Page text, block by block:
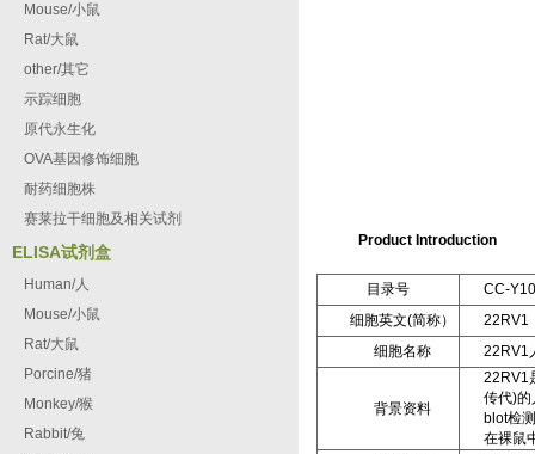
Mouse/小鼠
Rat/大鼠
other/其它
示踪细胞
原代永生化
OVA基因修饰细胞
耐药细胞株
赛莱拉干细胞及相关试剂
ELISA试剂盒
Human/人
Mouse/小鼠
Rat/大鼠
Porcine/猪
Monkey/猴
Rabbit/兔
Product Introduction
目录号
CC-
细胞英文(简称）
22RV1
细胞名称
22RV1
背景资料
22RV1
传代)的
blot检
在裸鼠